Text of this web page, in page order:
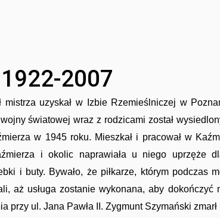
2007
uzyskał w Izbie Rzemieślniczej w
światowej wraz z rodzicami został
w 1945 roku. Mieszkał i pracował w
i okolic naprawiała u niego uprzęże
i buty. Bywało, że piłkarze, którym podczas
aż usługa zostanie wykonana, aby dokończyć
przy ul. Jana Pawła II. Zygmunt Szymański